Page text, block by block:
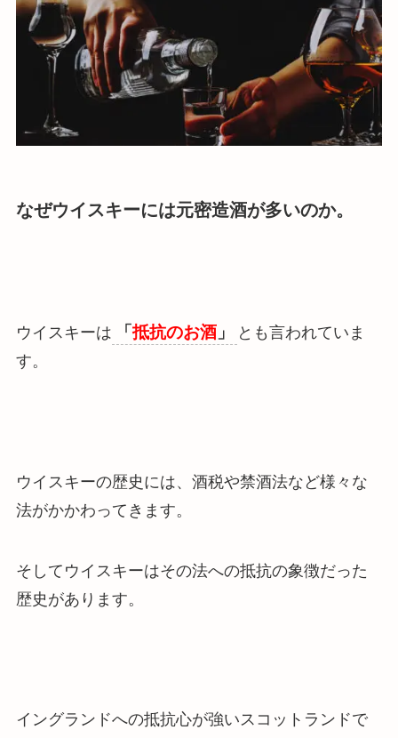
なぜウイスキーには元密造酒が多いのか。
ウイスキーは 「抵抗のお酒」
とも言われていま
す。
ウイスキーの歴史には、酒税や禁酒法など様々な
法がかかわってきます。
そしてウイスキーはその法への抵抗の象徴だった
歴史があります。
イングランドへの抵抗心が強いスコットランドで